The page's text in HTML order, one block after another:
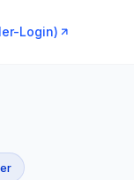
Login)